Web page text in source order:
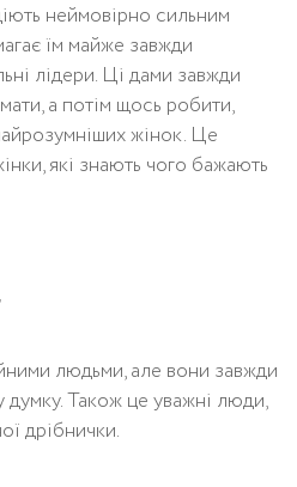
неймовірно сильним
їм майже завжди
лідери. Ці дами завжди
а потім щось робити,
жінок. Це
які знають чого бажають
людьми, але вони завжди
Також це уважні люди,
дрібнички.